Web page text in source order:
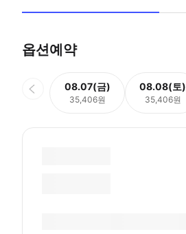
옵션예약
08.07(금)
35,406원
08.08(토)
35,406원